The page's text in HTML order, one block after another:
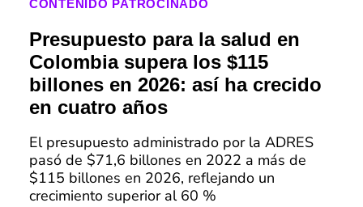
CONTENIDO PATROCINADO
Presupuesto para la salud en
Colombia supera los $115
billones en 2026: así ha crecido
en cuatro años
El presupuesto administrado por la ADRES
pasó de $71,6 billones en 2022 a más de
$115 billones en 2026, reflejando un
crecimiento superior al 60 %